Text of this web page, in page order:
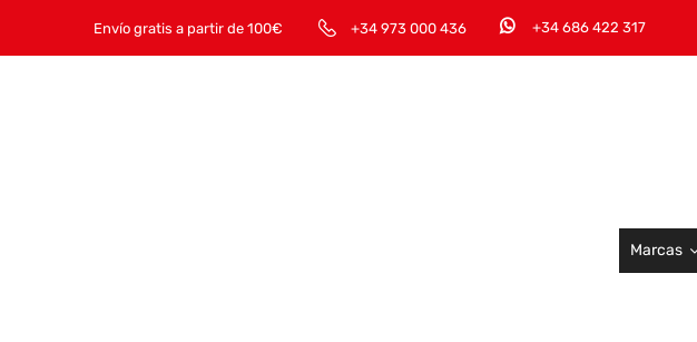
Envío gratis a partir de 100€ +34 973 000 436 +34 686 422 317
Marcas